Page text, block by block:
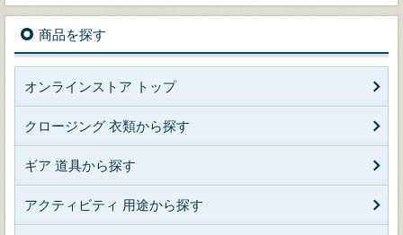
商品を探す
オンラインストア トップ
クロージング 衣類から探す
ギア 道具から探す
アクティビティ 用途から探す